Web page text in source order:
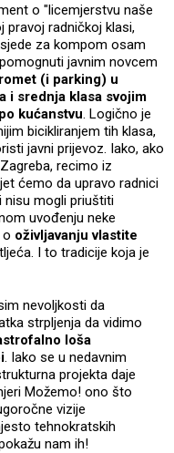
o "licemjerstvu naše
pravoj radničkoj klasi,
za kompom osam
javnim novcem
(i parking) u
i srednja klasa svojim
kućanstvu. Logično je
bicikliranjem tih klasa,
javni prijevoz. Iako, ako
recimo iz
ćemo da upravo radnici
nisu mogli priuštiti
uvođenju neke
o oživljavanju vlastite
I to tradicije koja je
nevoljkosti da
strpljenja da vidimo
loša
. Iako se u nedavnim
projekta daje
Možemo! ono što
vizije
tehnokratskih
nam ih!